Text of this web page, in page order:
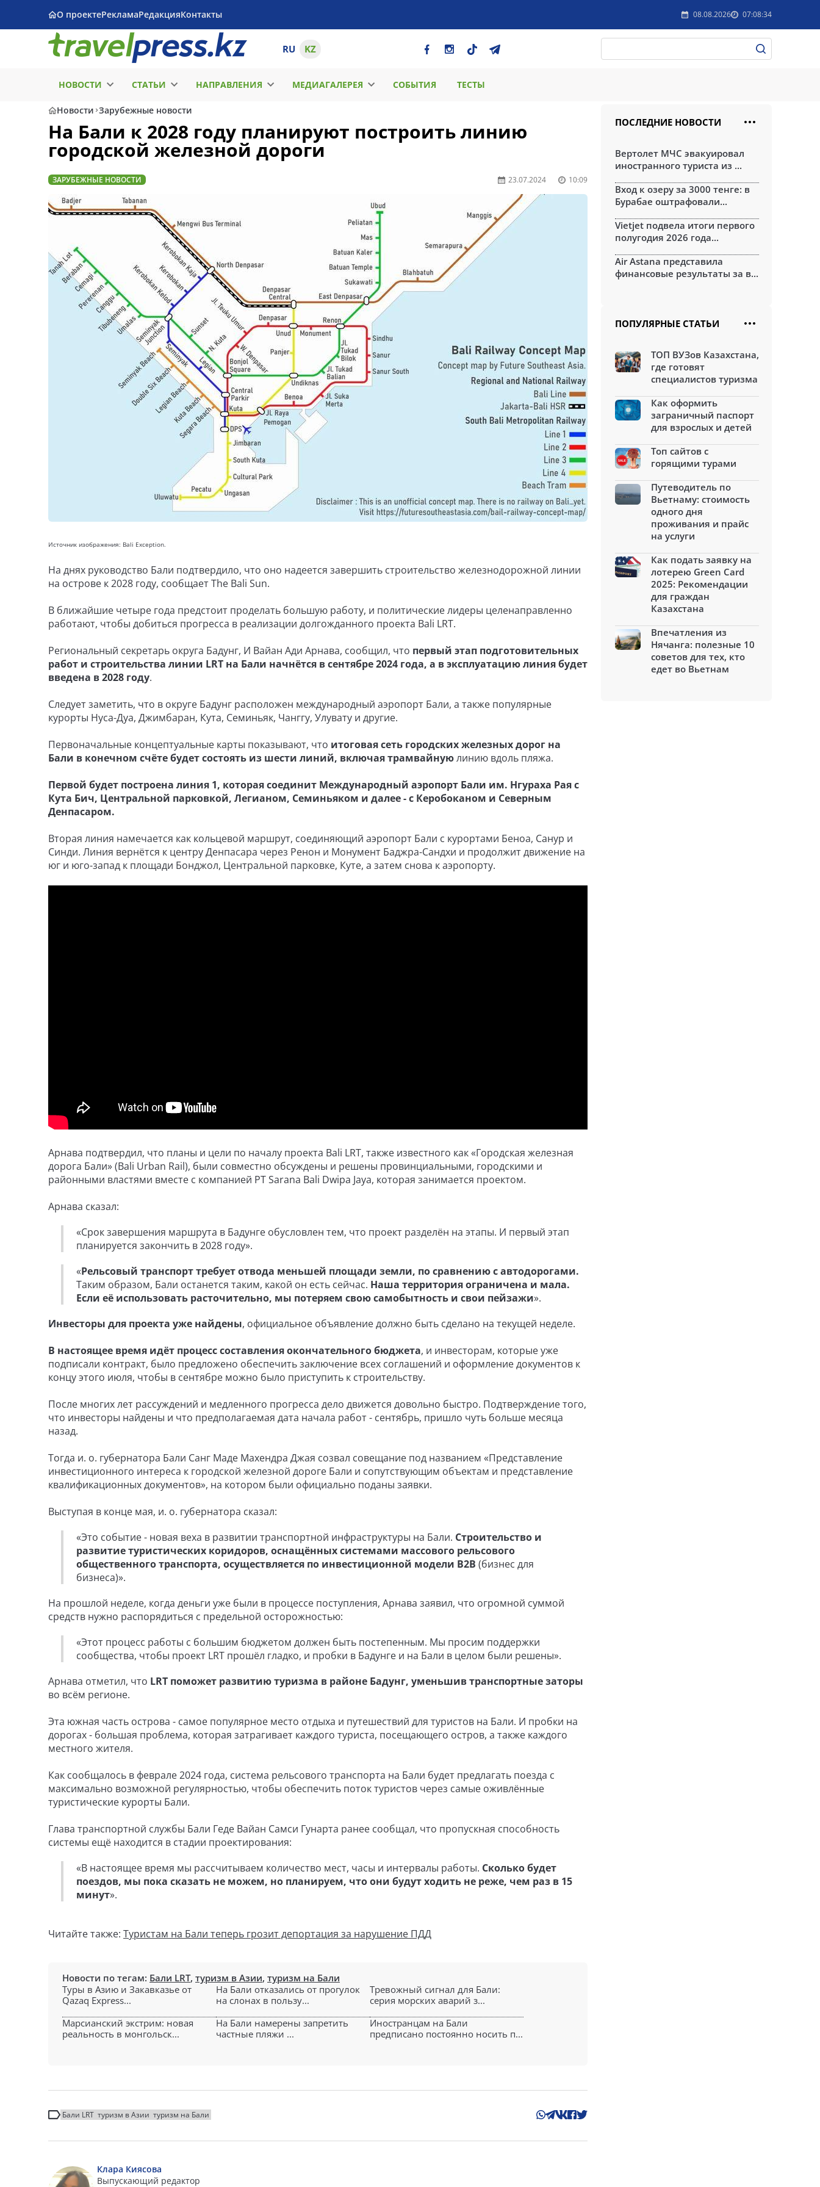
О проектеРекламаРедакцияКонтакты 08.08.2026 07:08:34
RU KZ
НОВОСТИ СТАТЬИ НАПРАВЛЕНИЯ МЕДИАГАЛЕРЕЯ СОБЫТИЯ ТЕСТЫ
Новости Зарубежные новости
На Бали к 2028 году планируют построить линию
городской железной дороги
ЗАРУБЕЖНЫЕ НОВОСТИ 23.07.2024 10:09
Источник изображения: Bali Exception.
На днях руководство Бали подтвердило, что оно надеется завершить строительство железнодорожной линии
на острове к 2028 году, сообщает The Bali Sun.
В ближайшие четыре года предстоит проделать большую работу, и политические лидеры целенаправленно
работают, чтобы добиться прогресса в реализации долгожданного проекта Bali LRT.
Региональный секретарь округа Бадунг, И Вайан Ади Арнава, сообщил, что первый этап подготовительных
работ и строительства линии LRT на Бали начнётся в сентябре 2024 года, а в эксплуатацию линия будет
введена в 2028 году.
Следует заметить, что в округе Бадунг расположен международный аэропорт Бали, а также популярные
курорты Нуса-Дуа, Джимбаран, Кута, Семиньяк, Чанггу, Улувату и другие.
Первоначальные концептуальные карты показывают, что итоговая сеть городских железных дорог на
Бали в конечном счёте будет состоять из шести линий, включая трамвайнуюлинию вдоль пляжа.
Первой будет построена линия 1, которая соединит Международный аэропорт Бали им. Нгураха Рая с
Кута Бич, Центральной парковкой, Легианом, Семиньяком и далее - с Керобоканом и Северным
Денпасаром.
Вторая линия намечается как кольцевой маршрут, соединяющий аэропорт Бали с курортами Беноа, Санур и
Синди. Линия вернётся к центру Денпасара через Ренон и Монумент Баджра-Сандхи и продолжит движение на
юг и юго-запад к площади Бонджол, Центральной парковке, Куте, а затем снова к аэропорту.
Арнава подтвердил, что планы и цели по началу проекта Bali LRT, также известного как «Городская железная
дорога Бали» (Bali Urban Rail), были совместно обсуждены и решены провинциальными, городскими и
районными властями вместе с компанией PT Sarana Bali Dwipa Jaya, которая занимается проектом.
Арнава сказал:
«Срок завершения маршрута в Бадунге обусловлен тем, что проект разделён на этапы. И первый этап
планируется закончить в 2028 году».
«Рельсовый транспорт требует отвода меньшей площади земли, по сравнению с автодорогами.
Таким образом, Бали останется таким, какой он есть сейчас. Наша территория ограничена и мала.
Если её использовать расточительно, мы потеряем свою самобытность и свои пейзажи».
Инвесторы для проекта уже найдены, официальное объявление должно быть сделано на текущей неделе.
В настоящее время идёт процесс составления окончательного бюджета, и инвесторам, которые уже
подписали контракт, было предложено обеспечить заключение всех соглашений и оформление документов к
концу этого июля, чтобы в сентябре можно было приступить к строительству.
После многих лет рассуждений и медленного прогресса дело движется довольно быстро. Подтверждение того,
что инвесторы найдены и что предполагаемая дата начала работ - сентябрь, пришло чуть больше месяца
назад.
Тогда и. о. губернатора Бали Санг Маде Махендра Джая созвал совещание под названием «Представление
инвестиционного интереса к городской железной дороге Бали и сопутствующим объектам и представление
квалификационных документов», на котором были официально поданы заявки.
Выступая в конце мая, и. о. губернатора сказал:
«Это событие - новая веха в развитии транспортной инфраструктуры на Бали. Строительство и
развитие туристических коридоров, оснащённых системами массового рельсового
общественного транспорта, осуществляется по инвестиционной модели B2B (бизнес для
бизнеса)».
На прошлой неделе, когда деньги уже были в процессе поступления, Арнава заявил, что огромной суммой
средств нужно распорядиться с предельной осторожностью:
«Этот процесс работы с большим бюджетом должен быть постепенным. Мы просим поддержки
сообщества, чтобы проект LRT прошёл гладко, и пробки в Бадунге и на Бали в целом были решены».
Арнава отметил, что LRT поможет развитию туризма в районе Бадунг, уменьшив транспортные заторы
во всём регионе.
Эта южная часть острова - самое популярное место отдыха и путешествий для туристов на Бали. И пробки на
дорогах - большая проблема, которая затрагивает каждого туриста, посещающего остров, а также каждого
местного жителя.
Как сообщалось в феврале 2024 года, система рельсового транспорта на Бали будет предлагать поезда с
максимально возможной регулярностью, чтобы обеспечить поток туристов через самые оживлённые
туристические курорты Бали.
Глава транспортной службы Бали Геде Вайан Самси Гунарта ранее сообщал, что пропускная способность
системы ещё находится в стадии проектирования:
«В настоящее время мы рассчитываем количество мест, часы и интервалы работы. Сколько будет
поездов, мы пока сказать не можем, но планируем, что они будут ходить не реже, чем раз в 15
минут».
Читайте также: Туристам на Бали теперь грозит депортация за нарушение ПДД
Новости по тегам: Бали LRT, туризм в Азии, туризм на Бали
Туры в Азию и Закавказье от
Qazaq Express...
На Бали отказались от прогулок
на слонах в пользу...
Тревожный сигнал для Бали:
серия морских аварий з...
Марсианский экстрим: новая
реальность в монгольск...
На Бали намерены запретить
частные пляжи ...
Иностранцам на Бали
предписано постоянно носить п...
Бали LRT туризм в Азии туризм на Бали
Клара Киясова
Выпускающий редактор
ПОСЛЕДНИЕ НОВОСТИ
Вертолет МЧС эвакуировал
иностранного туриста из ...
Вход к озеру за 3000 тенге: в
Бурабае оштрафовали...
Vietjet подвела итоги первого
полугодия 2026 года...
Air Astana представила
финансовые результаты за в...
ПОПУЛЯРНЫЕ СТАТЬИ
ТОП ВУЗов Казахстана,
где готовят
специалистов туризма
Как оформить
заграничный паспорт
для взрослых и детей
Топ сайтов с
горящими турами
Путеводитель по
Вьетнаму: стоимость
одного дня
проживания и прайс
на услуги
Как подать заявку на
лотерею Green Card
2025: Рекомендации
для граждан
Казахстана
Впечатления из
Нячанга: полезные 10
советов для тех, кто
едет во Вьетнам